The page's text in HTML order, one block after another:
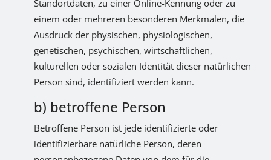
Standortdaten, zu einer Online-Kennung oder zu
einem oder mehreren besonderen Merkmalen, die
Ausdruck der physischen, physiologischen,
genetischen, psychischen, wirtschaftlichen,
kulturellen oder sozialen Identität dieser natürlichen
Person sind, identifiziert werden kann.
b) betroffene Person
Betroffene Person ist jede identifizierte oder
identifizierbare natürliche Person, deren